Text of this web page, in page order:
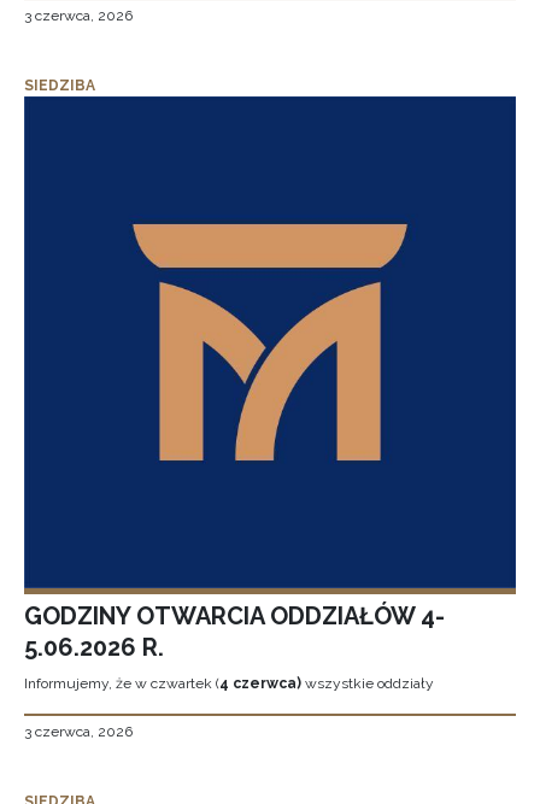
3 czerwca, 2026
SIEDZIBA
GODZINY OTWARCIA ODDZIAŁÓW 4-
5.06.2026 R.
Informujemy, że w czwartek (4 czerwca) wszystkie oddziały
3 czerwca, 2026